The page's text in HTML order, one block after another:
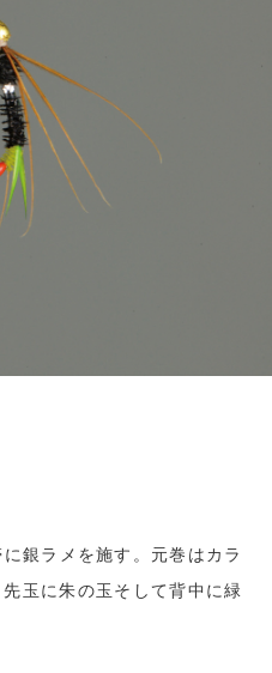
銀ラメを施す。元巻はカラ
玉に朱の玉そして背中に緑